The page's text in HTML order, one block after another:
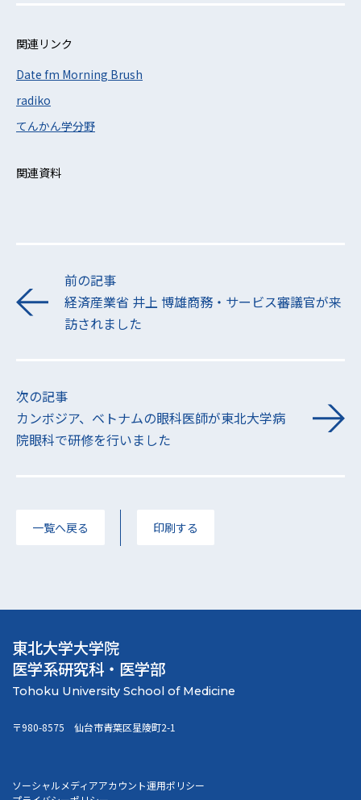
関連リンク
Date fm Morning Brush
radiko
てんかん学分野
関連資料
前の記事
経済産業省 井上 博雄商務・サービス審議官が来
訪されました
次の記事
カンボジア、ベトナムの眼科医師が東北大学病
院眼科で研修を行いました
一覧へ戻る 印刷する
東北大学大学院
医学系研究科・医学部
〒980-8575 仙台市青葉区星陵町2-1
ソーシャルメディアアカウント運用ポリシー